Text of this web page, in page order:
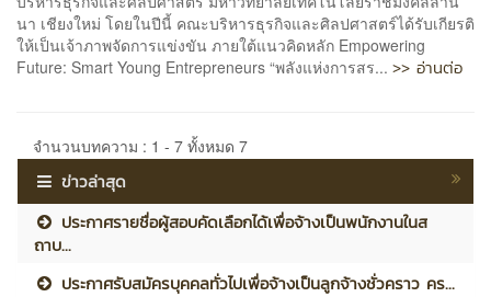
นา เชียงใหม่ โดยในปีนี้ คณะบริหารธุรกิจและศิลปศาสตร์ได้รับเกียรติ
ให้เป็นเจ้าภาพจัดการแข่งขัน ภายใต้แนวคิดหลัก Empowering
Future: Smart Young Entrepreneurs “พลังแห่งการสร... >> อ่านต่อ
จำนวนบทความ : 1 - 7 ทั้งหมด 7
ข่าวล่าสุด
ประกาศรายชื่อผู้สอบคัดเลือกได้เพื่อจ้างเป็นพนักงานในส
ถาบ...
ประกาศรับสมัครบุคคลทั่วไปเพื่อจ้างเป็นลูกจ้างชั่วคราว คร...